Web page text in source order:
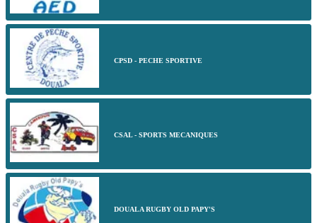
CPSD - PECHE SPORTIVE
CSAL - SPORTS MECANIQUES
DOUALA RUGBY OLD PAPY'S